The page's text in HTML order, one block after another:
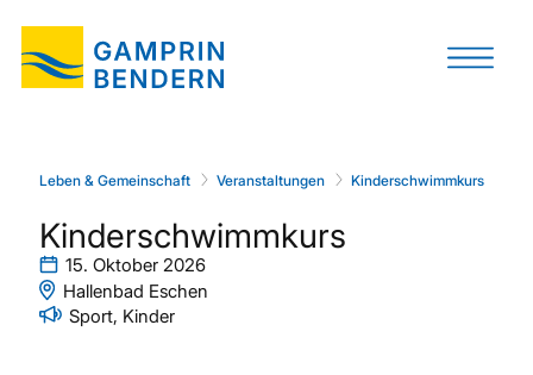
Leben & Gemeinschaft Veranstaltungen Kinderschwimmkurs
Kinderschwimmkurs
15. Oktober 2026
Hallenbad Eschen
Sport, Kinder